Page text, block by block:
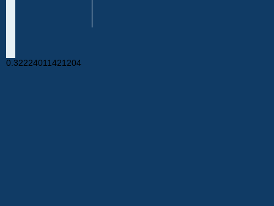
0.32224011421204